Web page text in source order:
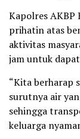
Kapolres AKBP
prihatin atas
aktivitas
jam untuk
“Kita berharap
surutnya air
sehingga
keluarga